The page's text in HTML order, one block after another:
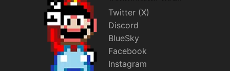
Twitter (X)
Discord
BlueSky
Facebook
Instagram